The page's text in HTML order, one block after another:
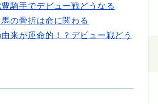
騎手でデビュー戦どうなる
の骨折は命に関わる
来が運命的！？デビュー戦どう